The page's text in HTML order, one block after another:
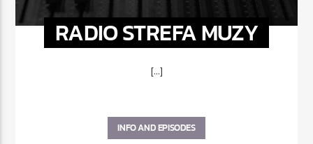
RADIO STREFA MUZY
[...]
INFO AND EPISODES